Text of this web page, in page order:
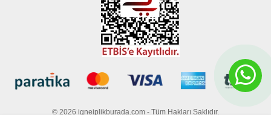
© 2026 igneiplikburada.com - Tüm Hakları Saklıdır.